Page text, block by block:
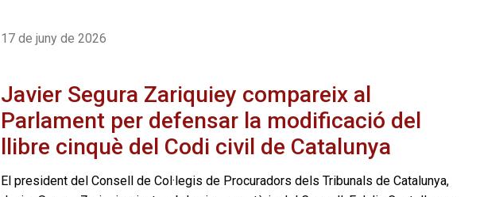
17 de juny de 2026
Javier Segura Zariquiey compareix al
Parlament per defensar la modificació del
llibre cinquè del Codi civil de Catalunya
El president del Consell de Col·legis de Procuradors dels Tribunals de Catalunya,